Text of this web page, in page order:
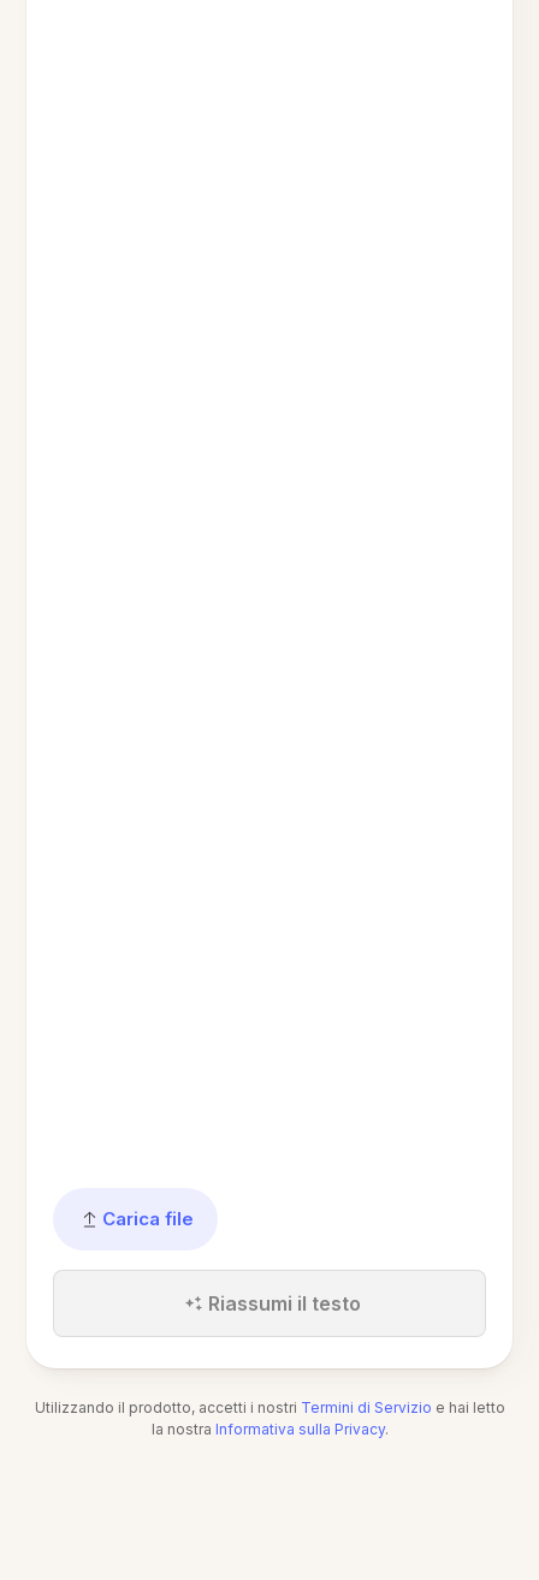
Carica file
Riassumi il testo
Utilizzando il prodotto, accetti i nostri Termini di Servizio e hai letto
la nostra Informativa sulla Privacy.